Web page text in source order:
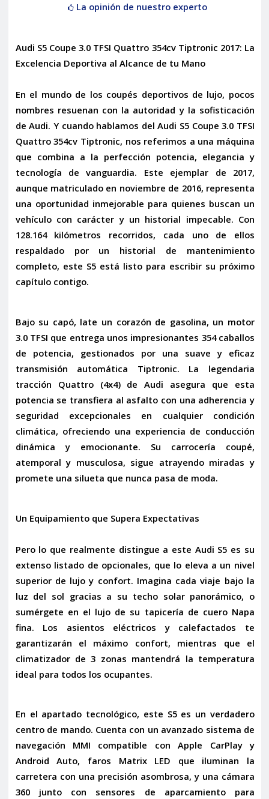
La opinión de nuestro experto
Audi S5 Coupe 3.0 TFSI Quattro 354cv Tiptronic 2017: La
Excelencia Deportiva al Alcance de tu Mano
En el mundo de los coupés deportivos de lujo, pocos
nombres resuenan con la autoridad y la sofisticación
de Audi. Y cuando hablamos delAudi S5 Coupe 3.0 TFSI
Quattro 354cv Tiptronic, nos referimos a una máquina
que combina a la perfección potencia, elegancia y
tecnología de vanguardia. Este ejemplar de 2017,
aunque matriculado en noviembre de 2016, representa
una oportunidad inmejorable para quienes buscan un
vehículo con carácter y un historial impecable. Con
128.164 kilómetros recorridos, cada uno de ellos
respaldado por un historial de mantenimiento
completo, este S5 está listo para escribir su próximo
capítulo contigo.
Bajo su capó, late un corazón de gasolina, un motor
3.0 TFSI que entrega unos impresionantes 354 caballos
de potencia, gestionados por una suave y eficaz
transmisión automática Tiptronic. La legendaria
tracción Quattro (4x4)de Audi asegura que esta
potencia se transfiera al asfalto con una adherencia y
seguridad excepcionales en cualquier condición
climática, ofreciendo una experiencia de conducción
dinámica y emocionante. Su carrocería coupé,
atemporal y musculosa, sigue atrayendo miradas y
promete una silueta que nunca pasa de moda.
Un Equipamiento que Supera Expectativas
Pero lo que realmente distingue a este Audi S5 es su
extenso listado de opcionales, que lo eleva a un nivel
superior de lujo y confort. Imagina cada viaje bajo la
luz del sol gracias a su techo solar panorámico, o
sumérgete en el lujo de su tapicería de cuero Napa
fina. Los asientos eléctricos y calefactados te
garantizarán el máximo confort, mientras que el
climatizador de 3 zonas mantendrá la temperatura
ideal para todos los ocupantes.
En el apartado tecnológico, este S5 es un verdadero
centro de mando. Cuenta con un avanzado sistema de
navegación MMI compatible conApple CarPlay y
Android Auto, faros Matrix LED que iluminan la
carretera con una precisión asombrosa, y una cámara
360junto con sensores de aparcamientopara